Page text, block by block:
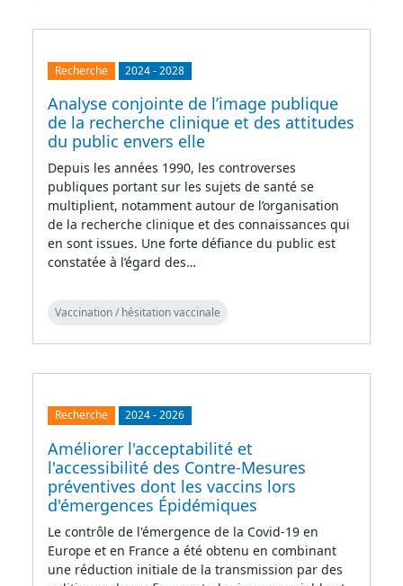
Recherche 2024-2028
Analyse conjointe de l’image publique
de la recherche clinique et des attitudes
du public envers elle
Depuis les années 1990, les controverses
publiques portant sur les sujets de santé se
multiplient, notamment autour de l’organisation
de la recherche clinique et des connaissances qui
en sont issues. Une forte défiance du public est
constatée à l’égard des…
Vaccination / hésitation vaccinale
Recherche 2024-2026
Améliorer l'acceptabilité et
l'accessibilité des Contre-Mesures
préventives dont les vaccins lors
d'émergences Épidémiques
Le contrôle de l'émergence de la Covid-19 en
Europe et en France a été obtenu en combinant
une réduction initiale de la transmission par des